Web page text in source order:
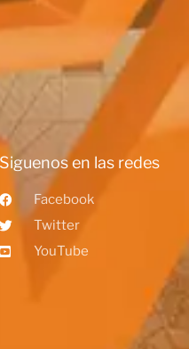
Siguenos en las redes
Facebook
Twitter
YouTube